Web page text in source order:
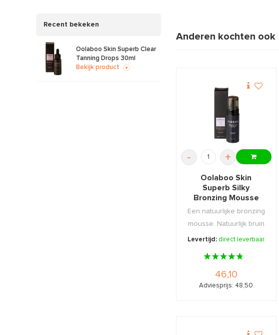
Recent bekeken
Oolaboo Skin Superb Clear
Tanning Drops 30ml
Bekijk product
Anderen kochten ook
- +
Oolaboo Skin
Superb Silky
Bronzing Mousse
150ml
Een natuurlijke bronzing
mousse. Natuurlijk bruin
zonder sch ...
Levertijd: direct leverbaar
46,10
Adviesprijs: 48,50